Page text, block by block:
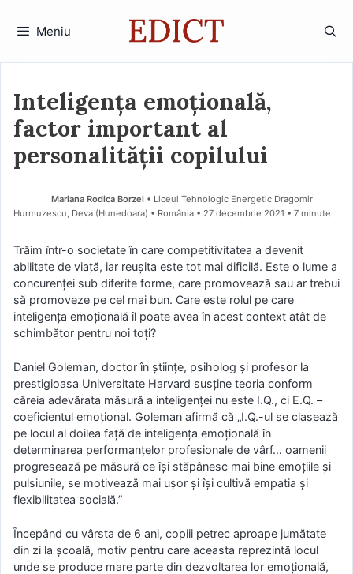
Meniu
Inteligența emoțională,
factor important al
personalității copilului
Mariana Rodica Borzei • Liceul Tehnologic Energetic Dragomir
Hurmuzescu, Deva (Hunedoara) • România
27 decembrie 2021 • 7 minute
Trăim într-o societate în care competitivitatea a devenit
abilitate de viață, iar reușita este tot mai dificilă. Este o lume a
concurenței sub diferite forme, care promovează sau ar trebui
să promoveze pe cel mai bun. Care este rolul pe care
inteligența emoțională îl poate avea în acest context atât de
schimbător pentru noi toți?
Daniel Goleman, doctor în științe, psiholog și profesor la
prestigioasa Universitate Harvard susține teoria conform
căreia adevărata măsură a inteligenței nu este I.Q., ci E.Q. –
coeficientul emoțional. Goleman afirmă că „I.Q.-ul se clasează
pe locul al doilea față de inteligența emoțională în
determinarea performanțelor profesionale de vârf… oamenii
progresează pe măsură ce își stăpânesc mai bine emoțiile și
pulsiunile, se motivează mai ușor și își cultivă empatia și
flexibilitatea socială.”
Începând cu vârsta de 6 ani, copiii petrec aproape jumătate
din zi la școală, motiv pentru care aceasta reprezintă locul
unde se produce mare parte din dezvoltarea lor emoțională,